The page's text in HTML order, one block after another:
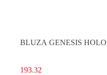
BLUZA GENESIS HOLO
193.32